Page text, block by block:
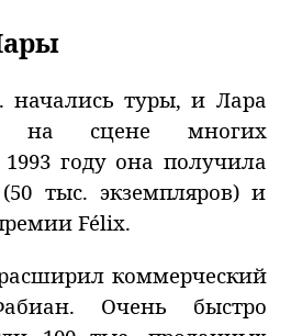
начались туры, и Лара
на сцене многих
году она получила
тыс. экземпляров) и
Félix.
коммерческий
Очень быстро